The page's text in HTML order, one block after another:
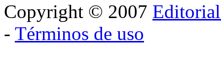
Copyright © 2007
- Términos de uso